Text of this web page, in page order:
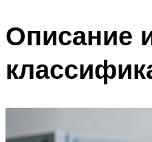
Описание